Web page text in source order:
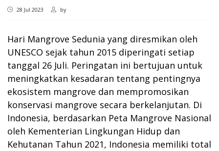
28 Jul 2023 by
Hari Mangrove Sedunia yang diresmikan oleh
UNESCO sejak tahun 2015 diperingati setiap
tanggal 26 Juli. Peringatan ini bertujuan untuk
meningkatkan kesadaran tentang pentingnya
ekosistem mangrove dan mempromosikan
konservasi mangrove secara berkelanjutan. Di
Indonesia, berdasarkan Peta Mangrove Nasional
oleh Kementerian Lingkungan Hidup dan
Kehutanan Tahun 2021, Indonesia memiliki total